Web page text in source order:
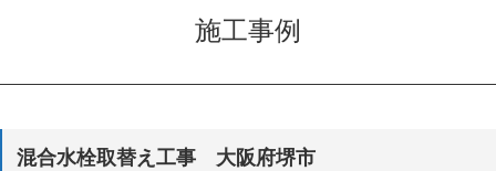
施工事例
混合水栓取替え工事 大阪府堺市